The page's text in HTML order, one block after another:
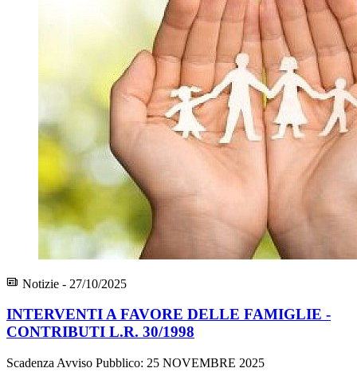
Notizie - 27/10/2025
INTERVENTI A FAVORE DELLE FAMIGLIE -
CONTRIBUTI L.R. 30/1998
Scadenza Avviso Pubblico: 25 NOVEMBRE 2025